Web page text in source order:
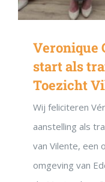
Veronique
start als
Toezicht
Wij feliciteren
aanstelling als
van Vilente, een
omgeving van